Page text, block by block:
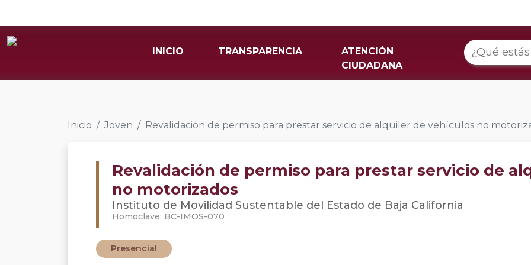
INICIO TRANSPARENCIA
ATENCIÓN
CIUDADANA
Inicio Joven Revalidación de permiso para prestar servicio de alquiler de vehículos no
Revalidación de permiso para prestar servicio de
no motorizados
Instituto de Movilidad Sustentable del Estado de Baja California
Homoclave: BC-IMOS-070
Presencial